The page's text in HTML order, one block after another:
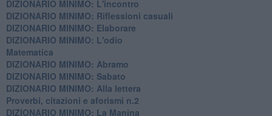
DIZIONARIO MINIMO: L'incontro
DIZIONARIO MINIMO: Riflessioni casuali
DIZIONARIO MINIMO: Elaborare
DIZIONARIO MINIMO: L'odio
​Matematica
DIZIONARIO MINIMO: Abramo
DIZIONARIO MINIMO: Sabato
​DIZIONARIO MINIMO: Alla lettera
Proverbi, citazioni e aforismi n.2
DIZIONARIO MINIMO: La Manina